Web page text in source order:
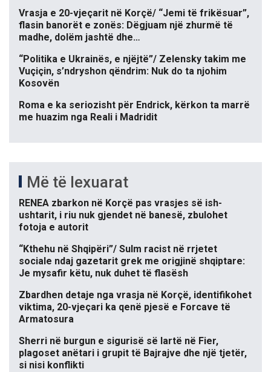
Vrasja e 20-vjeçarit në Korçë/ “Jemi të frikësuar”,
flasin banorët e zonës: Dëgjuam një zhurmë të
madhe, dolëm jashtë dhe…
“Politika e Ukrainës, e njëjtë”/ Zelensky takim me
Vuçiçin, s’ndryshon qëndrim: Nuk do ta njohim
Kosovën
Roma e ka seriozisht për Endrick, kërkon ta marrë
me huazim nga Reali i Madridit
Më të lexuarat
RENEA zbarkon në Korçë pas vrasjes së ish-
ushtarit, i riu nuk gjendet në banesë, zbulohet
fotoja e autorit
“Kthehu në Shqipëri”/ Sulm racist në rrjetet
sociale ndaj gazetarit grek me origjinë shqiptare:
Je mysafir këtu, nuk duhet të flasësh
Zbardhen detaje nga vrasja në Korçë, identifikohet
viktima, 20-vjeçari ka qenë pjesë e Forcave të
Armatosura
Sherri në burgun e sigurisë së lartë në Fier,
plagoset anëtari i grupit të Bajrajve dhe një tjetër,
si nisi konflikti